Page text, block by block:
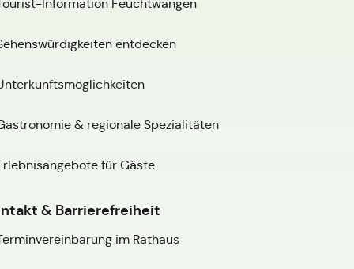
Information Feuchtwangen
entdecken
& regionale Spezialitäten
für Gäste
& Barrierefreiheit
im Rathaus